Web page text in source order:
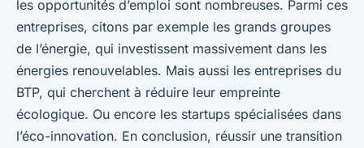
les opportunités d’emploi sont nombreuses. Parmi ces
entreprises, citons par exemple les grands groupes
de l’énergie, qui investissent massivement dans les
énergies renouvelables. Mais aussi les entreprises du
BTP, qui cherchent à réduire leur empreinte
écologique. Ou encore les startups spécialisées dans
l’éco-innovation. En conclusion, réussir une transition